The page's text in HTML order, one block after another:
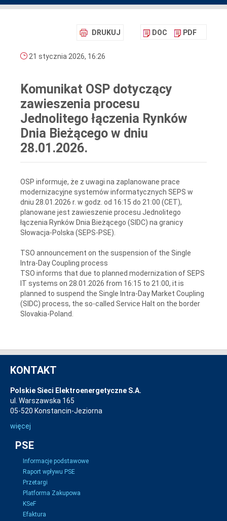
DRUKUJ DOC PDF
21 stycznia 2026, 16:26
Komunikat OSP dotyczący
zawieszenia procesu
Jednolitego łączenia Rynków
Dnia Bieżącego w dniu
28.01.2026.
OSP informuje, że z uwagi na zaplanowane prace
modernizacyjne systemów informatycznych SEPS w
dniu 28.01.2026 r. w godz. od 16:15 do 21:00 (CET),
planowane jest zawieszenie procesu Jednolitego
łączenia Rynków Dnia Bieżącego (SIDC) na granicy
Słowacja-Polska (SEPS-PSE).
TSO announcement on the suspension of the Single
Intra-Day Coupling process
TSO informs that due to planned modernization of SEPS
IT systems on 28.01.2026 from 16:15 to 21:00, it is
planned to suspend the Single Intra-Day Market Coupling
(SIDC) process, the so-called Service Halt on the border
Slovakia-Poland.
KONTAKT
Polskie Sieci Elektroenergetyczne S.A.
ul. Warszawska 165
05-520 Konstancin-Jeziorna
więcej
PSE
Informacje podstawowe
Raport wpływu PSE
Przetargi
Platforma Zakupowa
KSeF
Efaktura